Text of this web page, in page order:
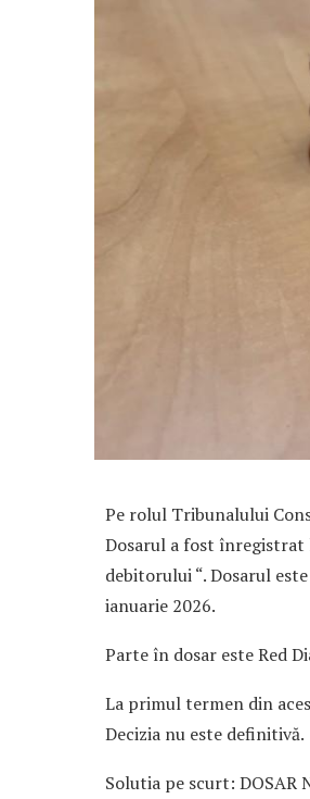
Pe rolul Tribunalului
Dosarul a fost înregistrat
debitorului “. Dosarul
ianuarie 2026.
Parte în dosar este Red
La primul termen din
Decizia nu este definitivă.
Solutia pe scurt: DOSAR